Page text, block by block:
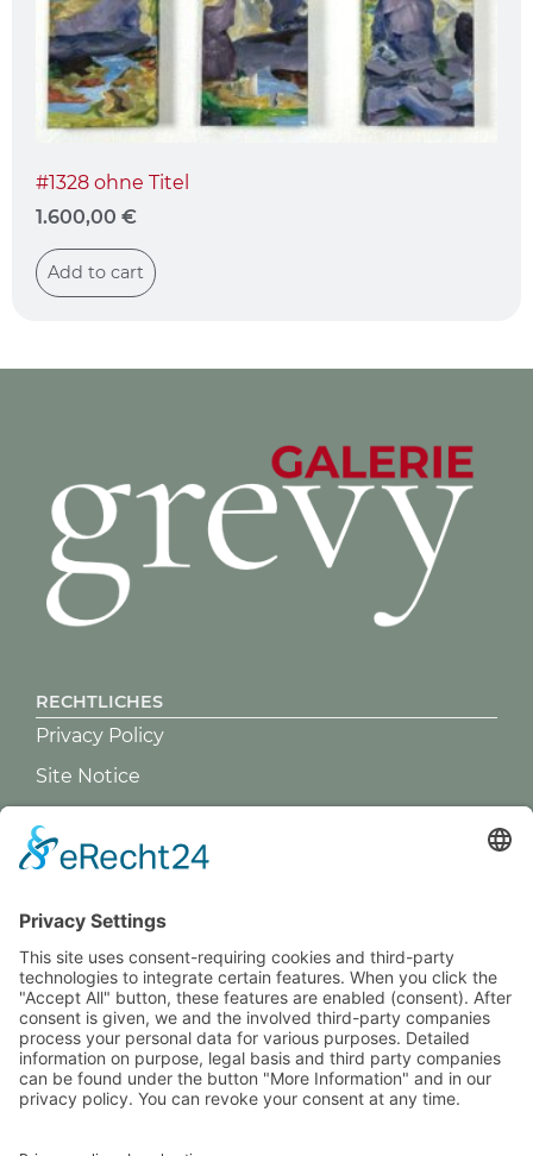
#1328 ohne Titel
1.600,00 €
Add to cart
400,00€
RECHTLICHES
Privacy Policy
Site Notice
GREVY ANGEBOT
BENUTZERANMELDUNG